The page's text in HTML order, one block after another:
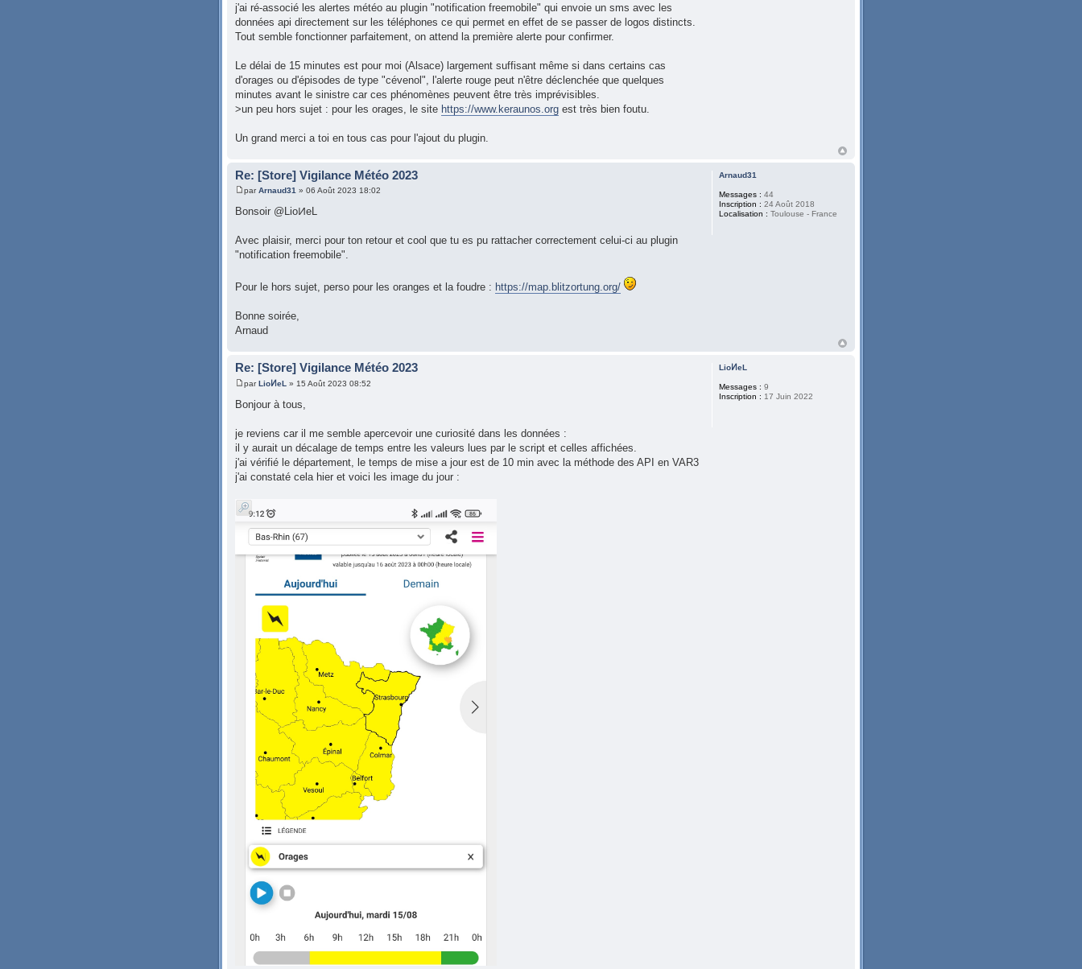
j'ai ré-associé les alertes météo au plugin "notification freemobile" qui envoie un sms avec les
données api directement sur les téléphones ce qui permet en effet de se passer de logos distincts.
Tout semble fonctionner parfaitement, on attend la première alerte pour confirmer.
Le délai de 15 minutes est pour moi (Alsace) largement suffisant même si dans certains cas
d'orages ou d'épisodes de type "cévenol", l'alerte rouge peut n'être déclenchée que quelques
minutes avant le sinistre car ces phénomènes peuvent être très imprévisibles.
>un peu hors sujet : pour les orages, le site https://www.keraunos.org est très bien foutu.
Un grand merci a toi en tous cas pour l'ajout du plugin.
Re: [Store] Vigilance Météo 2023
parArnaud31 » 06 Août 2023 18:02
Bonsoir @LioͶeL
Avec plaisir, merci pour ton retour et cool que tu es pu rattacher correctement celui-ci au plugin
"notification freemobile".
Pour le hors sujet, perso pour les oranges et la foudre : https://map.blitzortung.org/
Bonne soirée,
Arnaud
Arnaud31
Messages : 44
Inscription : 24 Août 2018
Localisation : Toulouse - France
Re: [Store] Vigilance Météo 2023
parLioͶeL » 15 Août 2023 08:52
Bonjour à tous,
je reviens car il me semble apercevoir une curiosité dans les données :
il y aurait un décalage de temps entre les valeurs lues par le script et celles affichées.
j'ai vérifié le département, le temps de mise a jour est de 10 min avec la méthode des API en VAR3
j'ai constaté cela hier et voici les image du jour :
LioͶeL
Messages : 9
Inscription : 17 Juin 2022